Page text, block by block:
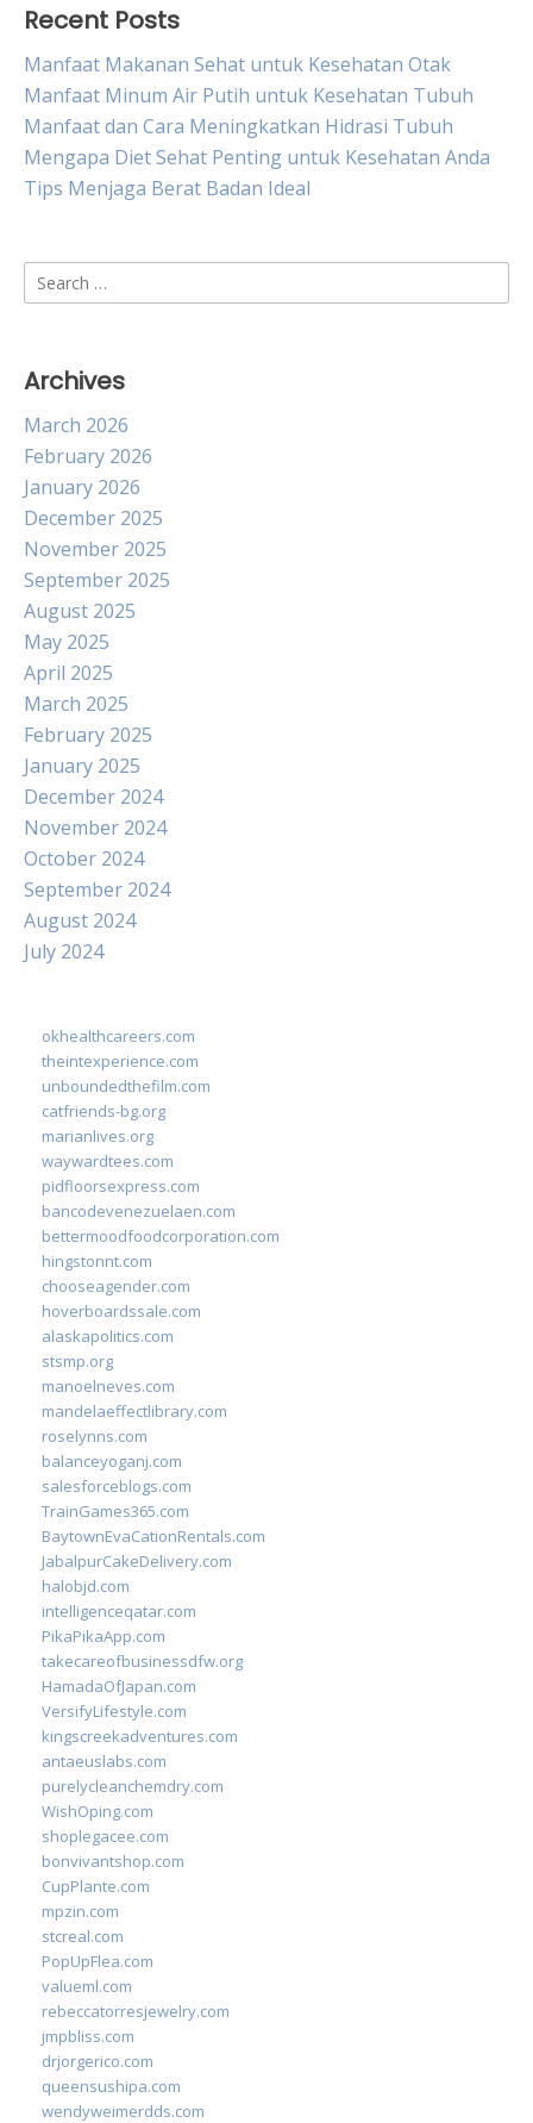
Recent Posts
Manfaat Makanan Sehat untuk Kesehatan Otak
Manfaat Minum Air Putih untuk Kesehatan Tubuh
Manfaat dan Cara Meningkatkan Hidrasi Tubuh
Mengapa Diet Sehat Penting untuk Kesehatan Anda
Tips Menjaga Berat Badan Ideal
Search
for:
Archives
March 2026
February 2026
January 2026
December 2025
November 2025
September 2025
August 2025
May 2025
April 2025
March 2025
February 2025
January 2025
December 2024
November 2024
October 2024
September 2024
August 2024
July 2024
okhealthcareers.com
theintexperience.com
unboundedthefilm.com
catfriends-bg.org
marianlives.org
waywardtees.com
pidfloorsexpress.com
bancodevenezuelaen.com
bettermoodfoodcorporation.com
hingstonnt.com
chooseagender.com
hoverboardssale.com
alaskapolitics.com
stsmp.org
manoelneves.com
mandelaeffectlibrary.com
roselynns.com
balanceyoganj.com
salesforceblogs.com
TrainGames365.com
BaytownEvaCationRentals.com
JabalpurCakeDelivery.com
halobjd.com
intelligenceqatar.com
PikaPikaApp.com
takecareofbusinessdfw.org
HamadaOfJapan.com
VersifyLifestyle.com
kingscreekadventures.com
antaeuslabs.com
purelycleanchemdry.com
WishOping.com
shoplegacee.com
bonvivantshop.com
CupPlante.com
mpzin.com
stcreal.com
PopUpFlea.com
valueml.com
rebeccatorresjewelry.com
jmpbliss.com
drjorgerico.com
queensushipa.com
wendyweimerdds.com